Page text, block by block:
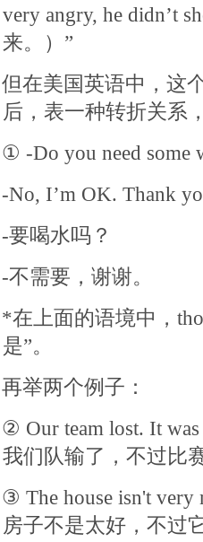
very angry, he didn’t
来。）”
但在美国英语中，这
后，表一种转折关系
① -Do you need some
-No, I’m OK. Thank
-要喝水吗？
-不需要，谢谢。
*在上面的语境中，
是”。
再举两个例子：
② Our team lost. It was
我们队输了，不过比
③ The house isn't very
房子不是太好，不过